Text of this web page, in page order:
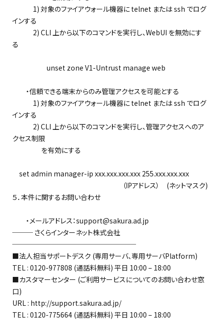
1) 対象のファイアウォール機器に telnet または ssh でログ
インする
2) CLI 上から以下のコマンドを実行し、WebUI を無効にす
る
unset zone V1-Untrust manage web
・信頼できる端末からのみ管理アクセスを可能とする
1) 対象のファイアウォール機器に telnet または ssh でログ
インする
2) CLI 上から以下のコマンドを実行し、管理アクセスへのア
クセス制限
を有効にする
set admin manager-ip xxx.xxx.xxx.xxx 255.xxx.xxx.xxx
（IPアドレス） (ネットマスク)
５．本件に関するお問い合わせ
・メールアドレス：support@sakura.ad.jp
─── さくらインターネット株式会社
──────────────────
■法人担当サポートデスク (専用サーバ、専用サーバPlatform)
TEL : 0120-977808 (通話料無料) 平日 10:00 – 18:00
■カスタマーセンター (ご利用サービスについてのお問い合わせ窓
口)
URL : http://support.sakura.ad.jp/
TEL : 0120-775664 (通話料無料) 平日 10:00 – 18:00